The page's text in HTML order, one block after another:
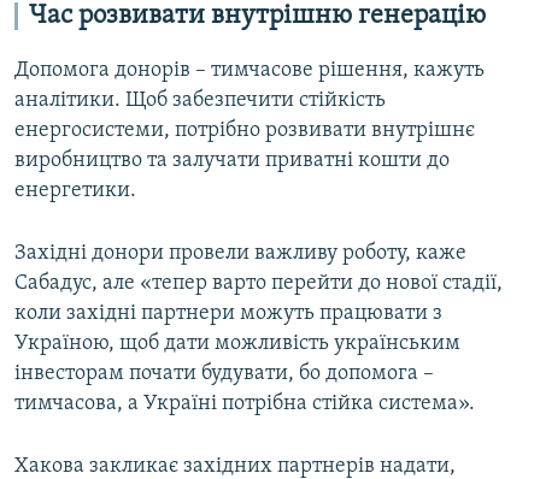
Час розвивати внутрішню генерацію
Допомога донорів – тимчасове рішення, кажуть
аналітики. Щоб забезпечити стійкість
енергосистеми, потрібно розвивати внутрішнє
виробництво та залучати приватні кошти до
енергетики.
Західні донори провели важливу роботу, каже
Сабадус, але «тепер варто перейти до нової стадії,
коли західні партнери можуть працювати з
Україною, щоб дати можливість українським
інвесторам почати будувати, бо допомога –
тимчасова, а Україні потрібна стійка система».
Хакова закликає західних партнерів надати,